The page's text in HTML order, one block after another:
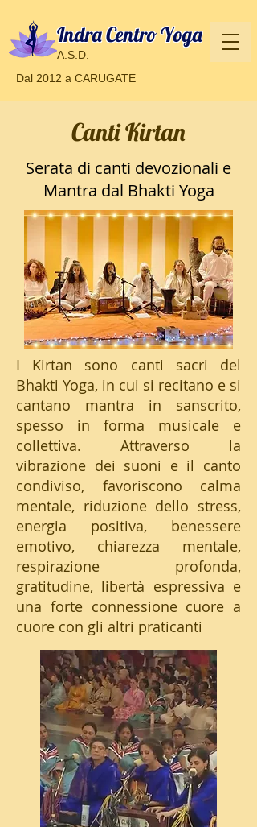
Indra Centro Yoga
A.S.D.
Dal 2012 a CARUGATE
Canti Kirtan
Serata di canti devozionali e
Mantra dal Bhakti Yoga
I Kirtan sono canti sacri del
Bhakti Yoga, in cui si recitano e si
cantano mantra in sanscrito,
spesso in forma musicale e
collettiva. Attraverso la
vibrazione dei suoni e il canto
condiviso, favoriscono calma
mentale, riduzione dello stress,
energia positiva, benessere
emotivo, chiarezza mentale,
respirazione profonda,
gratitudine, libertà espressiva e
una forte connessione cuore a
cuore con gli altri praticanti